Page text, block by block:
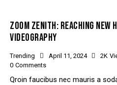
ZOOM ZENITH: REACHING NEW
VIDEOGRAPHY
Trending April 11, 2024 2K
0 Comments
Qroin faucibus nec mauris a